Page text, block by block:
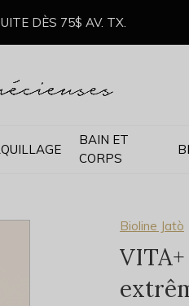
BAIN ET
CORPS
DÈS 75$ AV. TX.
Bioline Jatò